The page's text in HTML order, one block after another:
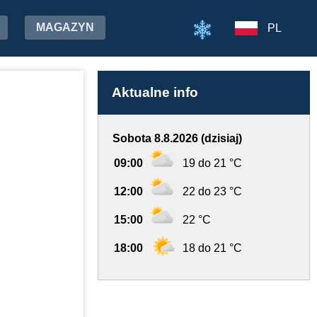
MAGAZYN PL
Aktualne info
Sobota 8.8.2026 (dzisiaj)
09:00 19 do 21 °C
12:00 22 do 23 °C
15:00 22 °C
18:00 18 do 21 °C